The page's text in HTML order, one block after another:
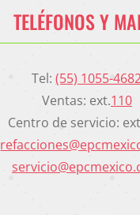
TELÉFONOS Y
Tel:(55) 1055-
Ventas: ext.110
Centro de servicio: